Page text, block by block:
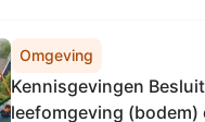
Omgeving
Kennisgevingen
leefomgeving (bodem)